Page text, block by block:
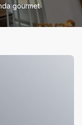
gourmet